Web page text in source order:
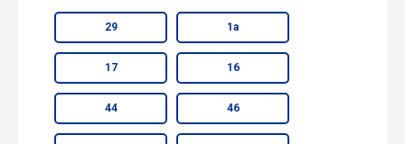
29 1а
17 16
44 46